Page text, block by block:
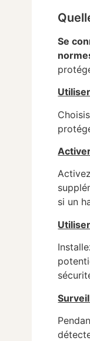
Se
si un